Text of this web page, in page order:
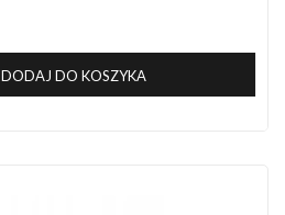
DODAJ DO KOSZYKA